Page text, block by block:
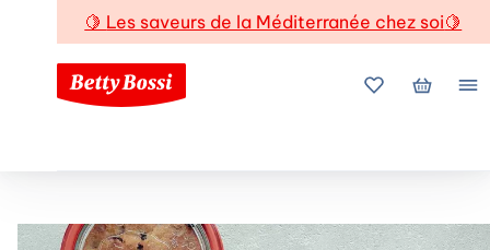
🍋 Les saveurs de la Méditerranée chez soi🍋
Mes favoris
Mon